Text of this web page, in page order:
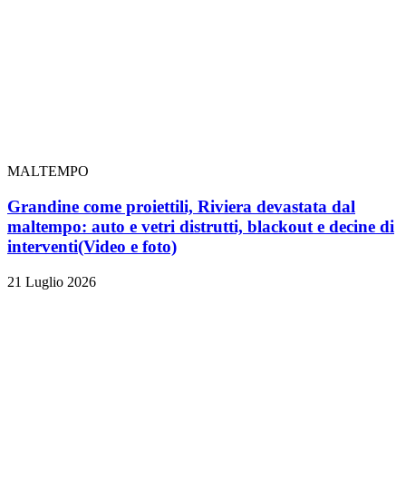
MALTEMPO
Grandine come proiettili, Riviera devastata dal
maltempo: auto e vetri distrutti, blackout e decine di
interventi(Video e foto)
21 Luglio 2026